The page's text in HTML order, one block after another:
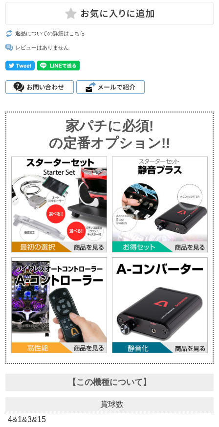
返品についての詳細はこちら
レビューはありません
家パチに必須!
の定番オプション!!
【この機種について】
賞球数
4&1&3&15